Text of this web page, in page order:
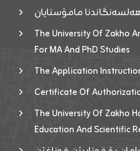
مامۆستایان
The University Of Zakho
For MA And PhD Studies
The Application
Certificate Of
The University Of Zakho
Education And Scientific